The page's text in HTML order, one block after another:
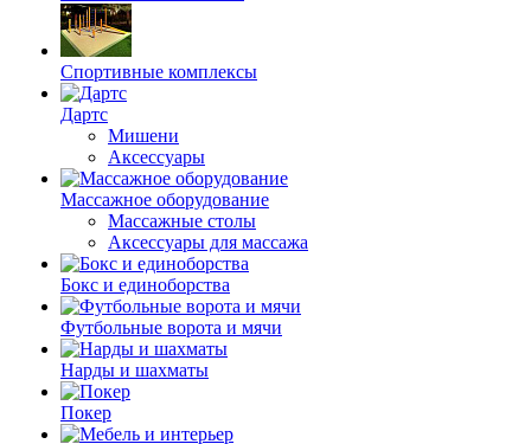
Спортивные комплексы
Дартс
Мишени
Аксессуары
Массажное оборудование
Массажные столы
Аксессуары для массажа
Бокс и единоборства
Футбольные ворота и мячи
Нарды и шахматы
Покер